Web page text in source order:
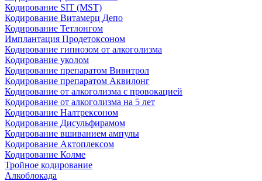
Кодирование SIT (MST)
Кодирование Витамерц Депо
Кодирование Тетлонгом
Имплантация Продетоксоном
Кодирование гипнозом от алкоголизма
Кодирование уколом
Кодирование препаратом Вивитрол
Кодирование препаратом Аквилонг
Кодирование от алкоголизма с провокацией
Кодирование от алкоголизма на 5 лет
Кодирование Налтрексоном
Кодирование Дисульфирамом
Кодирование вшиванием ампулы
Кодирование Актоплексом
Кодирование Колме
Тройное кодирование
Алкоблокада